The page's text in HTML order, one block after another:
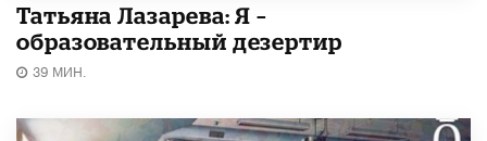
Татьяна Лазарева: Я –
образовательный дезертир
39 МИН.